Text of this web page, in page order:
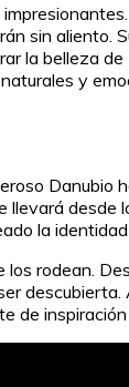
sin aliento.
la belleza
y
la identidad
rodean.
de